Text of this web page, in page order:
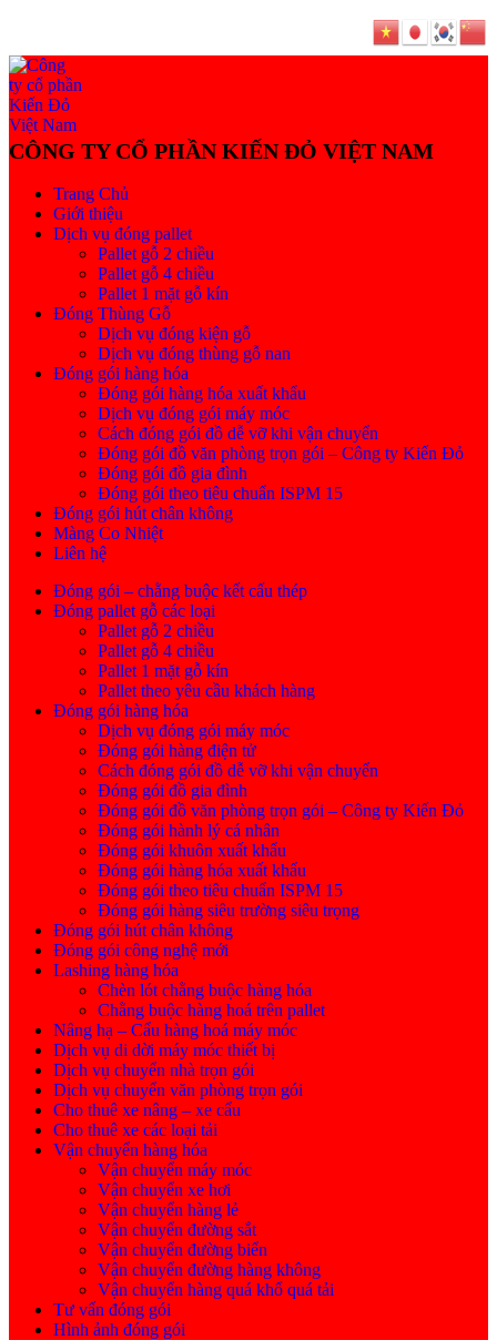
Trang Chủ
Giới thiệu
Dịch vụ đóng pallet
Pallet gỗ 2 chiều
Pallet gỗ 4 chiều
Pallet 1 mặt gỗ kín
Đóng Thùng Gỗ
Dịch vụ đóng kiện gỗ
Dịch vụ đóng thùng gỗ nan
Đóng gói hàng hóa
Đóng gói hàng hóa xuất khẩu
Dịch vụ đóng gói máy móc
Cách đóng gói đồ dễ vỡ khi vận chuyển
Đóng gói đồ văn phòng trọn gói – Công ty Kiến Đỏ
Đóng gói đồ gia đình
Đóng gói theo tiêu chuẩn ISPM 15
Đóng gói hút chân không
Màng Co Nhiệt
Liên hệ
Đóng gói – chằng buộc kết cấu thép
Đóng pallet gỗ các loại
Pallet gỗ 2 chiều
Pallet gỗ 4 chiều
Pallet 1 mặt gỗ kín
Pallet theo yêu cầu khách hàng
Đóng gói hàng hóa
Dịch vụ đóng gói máy móc
Đóng gói hàng điện tử
Cách đóng gói đồ dễ vỡ khi vận chuyển
Đóng gói đồ gia đình
Đóng gói đồ văn phòng trọn gói – Công ty Kiến Đỏ
Đóng gói hành lý cá nhân
Đóng gói khuôn xuất khẩu
Đóng gói hàng hóa xuất khẩu
Đóng gói theo tiêu chuẩn ISPM 15
Đóng gói hàng siêu trường siêu trọng
Đóng gói hút chân không
Đóng gói công nghệ mới
Lashing hàng hóa
Chèn lót chằng buộc hàng hóa
Chằng buộc hàng hoá trên pallet
Nâng hạ – Cẩu hàng hoá máy móc
Dịch vụ di dời máy móc thiết bị
Dịch vụ chuyển nhà trọn gói
Dịch vụ chuyển văn phòng trọn gói
Cho thuê xe nâng – xe cẩu
Cho thuê xe các loại tải
Vận chuyển hàng hóa
Vận chuyển máy móc
Vận chuyển xe hơi
Vận chuyển hàng lẻ
Vận chuyển đường sắt
Vận chuyển đường biển
Vận chuyển đường hàng không
Vận chuyển hàng quá khổ quá tải
Tư vấn đóng gói
Hình ảnh đóng gói